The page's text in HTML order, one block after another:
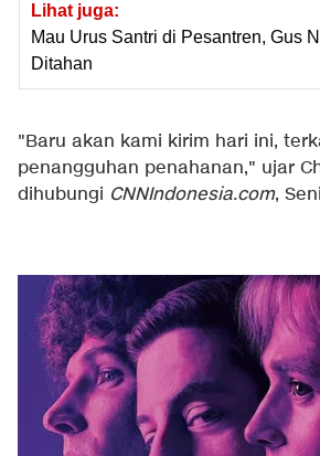
Lihat juga:
Mau Urus Santri di Pesantren, Gus
Ditahan
"Baru akan kami kirim hari ini,
penangguhan penahanan," ujar
dihubungi CNNIndonesia.com,